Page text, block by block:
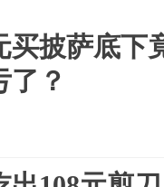
买披萨底下
了？